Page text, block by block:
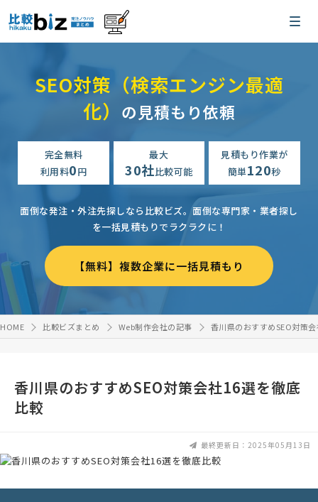
SEO対策（検索エンジン最適
化） の見積もり依頼
完全無料
利用料0円
最大
30社比較可能
見積もり作業が
簡単120秒
面倒な発注・外注先探しなら比較ビズ。 面倒な専門家・業者探し
を一括見積もりでラクラクに！
【無料】複数企業に一括見積もり
HOME 比較ビズまとめ Web制作会社の記事 香川県のおすすめSEO対策
香川県のおすすめSEO対策会社16選を徹底
比較
最終更新日：2025年05月13日